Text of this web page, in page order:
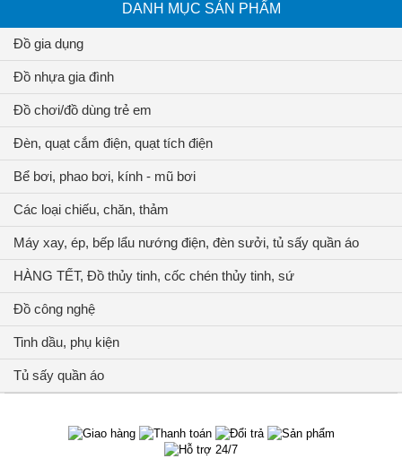
DANH MỤC SẢN PHẨM
Đồ gia dụng
Đồ nhựa gia đình
Đồ chơi/đồ dùng trẻ em
Đèn, quạt cắm điện, quạt tích điện
Bể bơi, phao bơi, kính - mũ bơi
Các loại chiếu, chăn, thảm
Máy xay, ép, bếp lẩu nướng điện, đèn sưởi, tủ sấy quần áo
HÀNG TẾT, Đồ thủy tinh, cốc chén thủy tinh, sứ
Đồ công nghệ
Tinh dầu, phụ kiện
Tủ sấy quần áo